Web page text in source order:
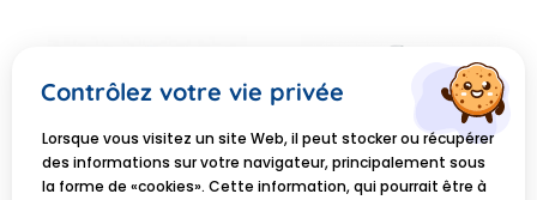
Contrôlez votre vie privée
Lorsque vous visitez un site Web, il peut stocker ou récupérer
des informations sur votre navigateur, principalement sous
la forme de «cookies». Cette information, qui pourrait être à